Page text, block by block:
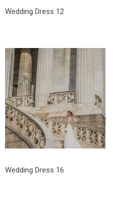
Wedding Dress 12
Wedding Dress 16